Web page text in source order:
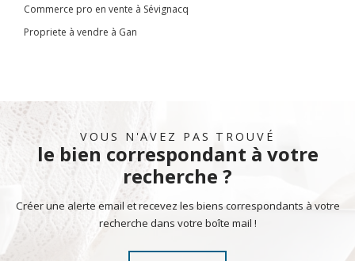
Commerce pro en vente à Sévignacq
Propriete à vendre à Gan
VOUS N'AVEZ PAS TROUVÉ
le bien correspondant à votre
recherche ?
Créer une alerte email et recevez les biens correspondants à votre
recherche dans votre boîte mail !